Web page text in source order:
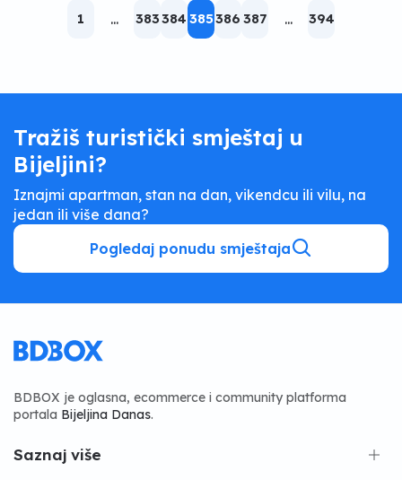
1 ... 383384 385386 387 ... 394
Tražiš turistički smještaj u
Bijeljini?
Iznajmi apartman, stan na dan, vikendcu ili vilu, na
jedan ili više dana?
Pogledaj ponudu smještaja
BDBOX je oglasna, ecommerce i community platforma
portala Bijeljina Danas.
Saznaj više